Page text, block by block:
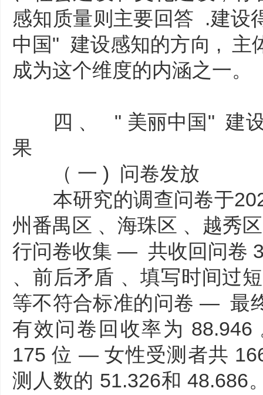
感知质量则主要回答 .建设
中国" 建设感知的方向 , 主
成为这个维度的内涵之一。
四 、 " 美丽中国" 建设
果
（ 一 ) 问卷发放
本研究的调查问卷于
州番禺区 、海珠区 、越秀
行问卷收集 — 共收回问卷
、前后矛盾 、填写时间过
等不符合标准的问卷 — 最
有效问卷回收率为
175 位 — 女性受测者共
测人数的 51.326和 48.686